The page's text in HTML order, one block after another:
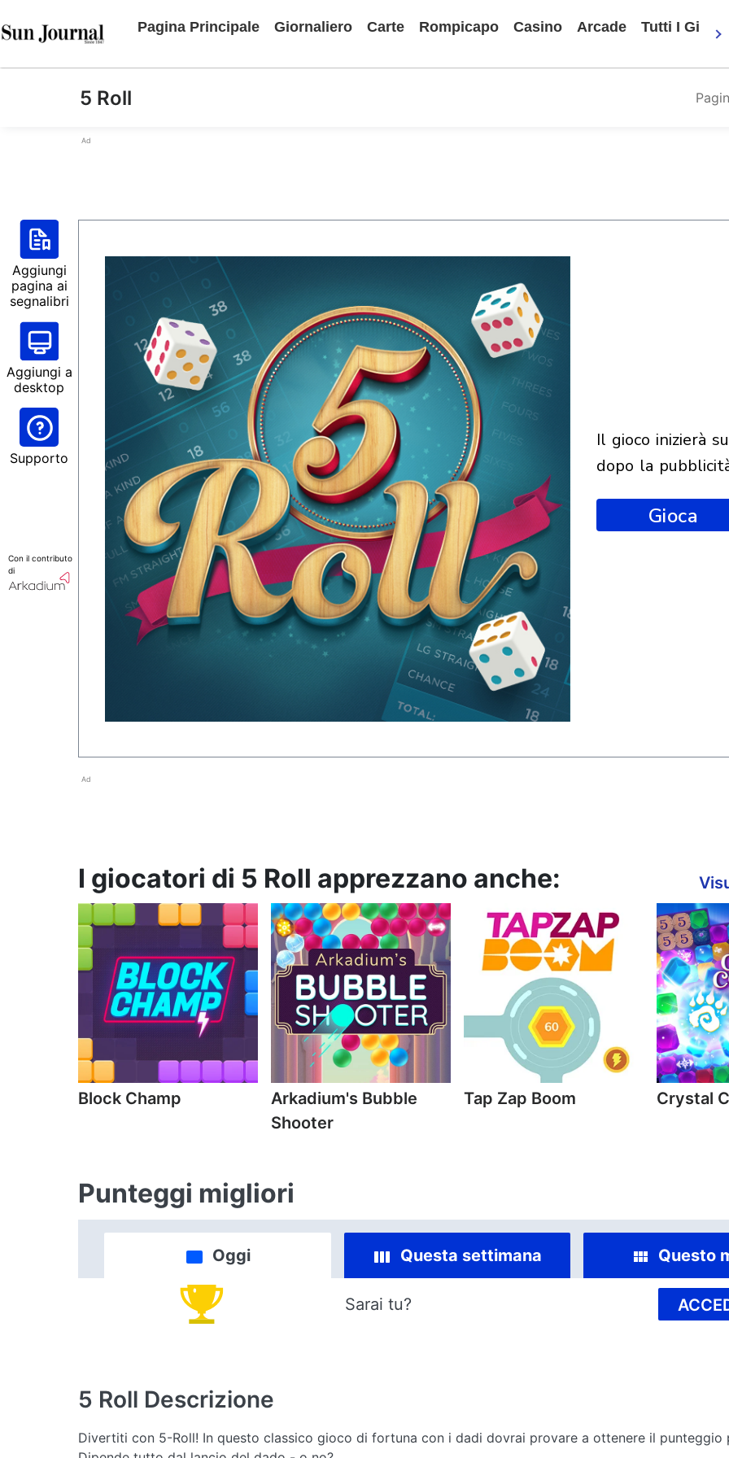
Pagina Principale Giornaliero Carte Rompicapo Casino Arcade Tutti I Giochi
5 Roll
Ad
Aggiungi
pagina ai
segnalibri
Aggiungi a
desktop
Supporto
Con il contributo
di
il gioco inizierà subito
dopo la
Gioca
Ad
I giocatori di 5 Roll apprezzano anche:
Block Champ
Arkadium's Bubble
Shooter
Tap Zap Boom Crystal
Punteggi migliori
Oggi Questa settimana Questo
Sarai tu?
5 Roll Descrizione
Divertiti con 5-Roll! In questo classico gioco di fortuna con i dadi dovrai provare a ottenere il punteggio